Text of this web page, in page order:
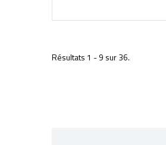
Résultats 1 - 9 sur 36.